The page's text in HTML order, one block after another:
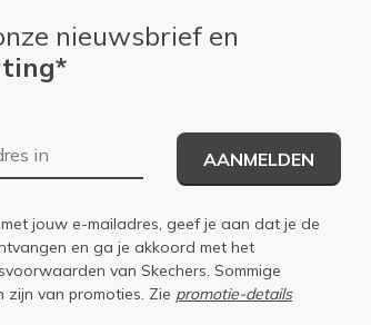
nieuwsbrief en
AANMELDEN
jouw e-mailadres, geef je aan dat je de
en ga je akkoord met het
van Skechers. Sommige
zijn van promoties. Zie promotie-details